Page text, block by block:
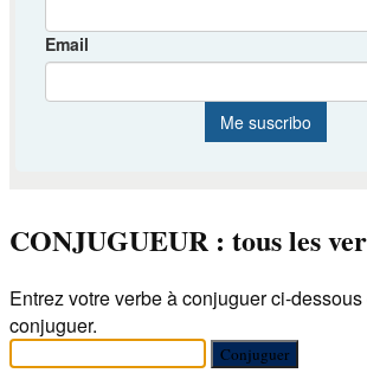
CONJUGUEUR : tous les
Entrez votre verbe à conjuguer ci-
conjuguer.